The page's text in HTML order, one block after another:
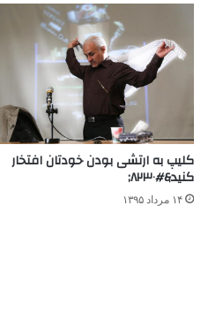
کلیپ به ارتشی بودن خودتان افتخار
کنید&#۸۲۳۰;
۱۴ مرداد ۱۳۹۵